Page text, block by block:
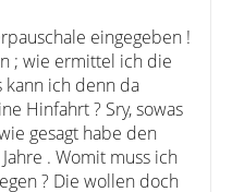
eingegeben !
; wie ermittel ich die
kann ich denn da
Hinfahrt ? Sry, sowas
gesagt habe den
. Womit muss ich
? Die wollen doch